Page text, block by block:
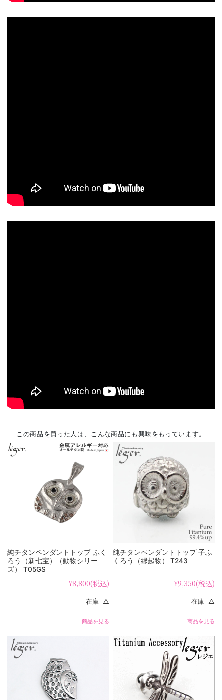
この商品を買った人は、こんな商品にも興味をもっています。
純チタンペンダントトップ ふく
ろう（新七宝）（動物シリー
ズ） T05GS
¥8,800(税込)
在庫 △
商品を見る
純チタンペンダントトップ 子ふ
くろう（縁起物） T243
¥9,350(税込)
在庫 △
商品を見る